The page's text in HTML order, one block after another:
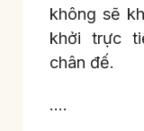
không sẽ
khởi trực
chân đế.
….